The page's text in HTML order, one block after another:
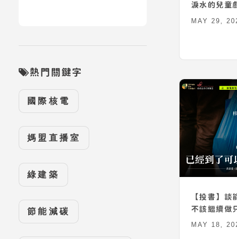
淚水的兒童
MAY 29,
【投書】
不該繼續做
MAY 18,
熱門關鍵字
國際核電
媽盟直播室
綠建築
節能減碳